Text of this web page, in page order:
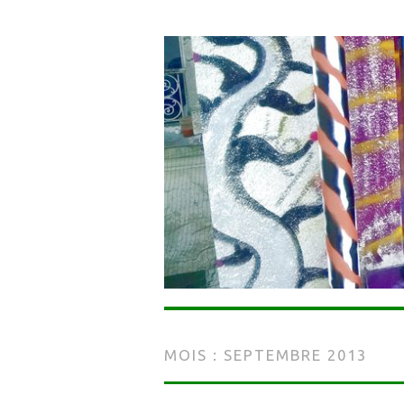
MOIS : SEPTEMBRE 2013